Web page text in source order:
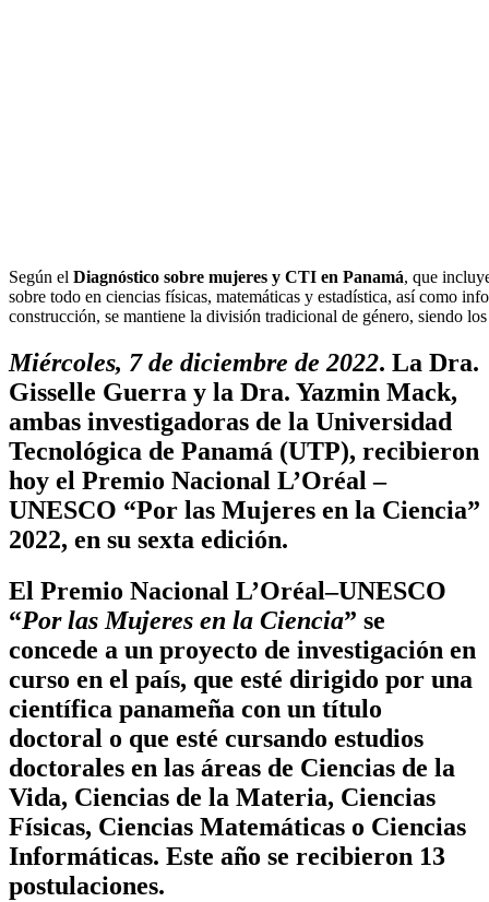
Según el Diagnóstico sobre mujeres y CTI en Panamá, que
sobre todo en ciencias físicas, matemáticas y estadística, así como
construcción, se mantiene la división tradicional de género, siendo
Miércoles, 7 de diciembre de 2022. La Dra.
Gisselle Guerra y la Dra. Yazmin Mack,
ambas investigadoras de la Universidad
Tecnológica de Panamá (UTP), recibieron
hoy el Premio Nacional L’Oréal –
UNESCO “Por las Mujeres en la Ciencia”
2022, en su sexta edición.
El Premio Nacional L’Oréal–UNESCO
“Por las Mujeres en la Ciencia” se
concede a un proyecto de investigación en
curso en el país, que esté dirigido por una
científica panameña con un título
doctoral o que esté cursando estudios
doctorales en las áreas de Ciencias de la
Vida, Ciencias de la Materia, Ciencias
Físicas, Ciencias Matemáticas o Ciencias
Informáticas. Este año se recibieron 13
postulaciones.